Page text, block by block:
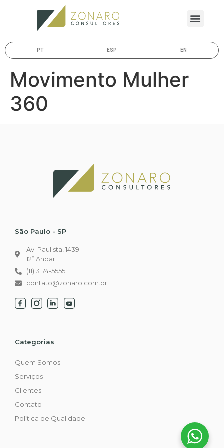
PT ESP EN
Movimento Mulher
360
São Paulo - SP
Av. Paulista, 1439
12º Andar
(11) 3174-5555
contato@zonaro.com.br
Categorias
Quem Somos
Serviços
Clientes
Contato
Política de Qualidade